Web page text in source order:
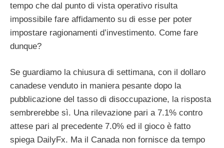
tempo che dal punto di vista operativo risulta
impossibile fare affidamento su di esse per poter
impostare ragionamenti d’investimento. Come fare
dunque?
Se guardiamo la chiusura di settimana, con il dollaro
canadese venduto in maniera pesante dopo la
pubblicazione del tasso di disoccupazione, la risposta
sembrerebbe sì. Una rilevazione pari a 7.1% contro
attese pari al precedente 7.0% ed il gioco è fatto
spiega DailyFx. Ma il Canada non fornisce da tempo